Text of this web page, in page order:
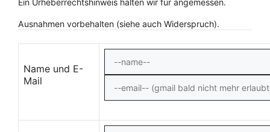
Ein Urheberrechtshinweis halten wir für angemessen.
Ausnahmen vorbehalten (siehe auch Widerspruch).
Name und E-
Mail